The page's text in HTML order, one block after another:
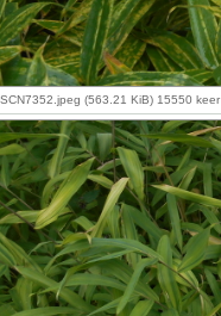
(563.21 KiB) 15550